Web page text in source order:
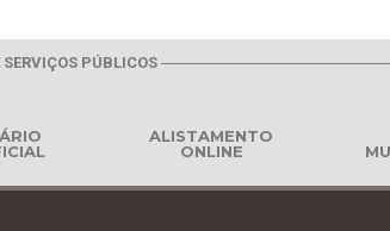
SERVIÇOS PÚBLICOS
ALISTAMENTO
ONLINE